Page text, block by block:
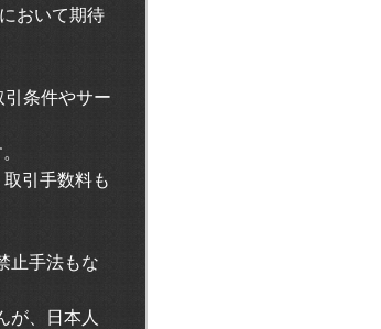
おいて期待
条件やサー
引手数料も
止手法もな
が、日本人